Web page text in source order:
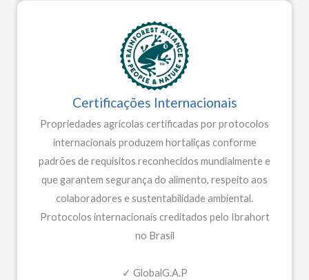
Certificações Internacionais
Propriedades agrícolas certificadas por protocolos
internacionais produzem hortaliças conforme
padrões de requisitos reconhecidos mundialmente e
que garantem segurança do alimento, respeito aos
colaboradores e sustentabilidade ambiental.
Protocolos internacionais creditados pelo Ibrahort
no Brasil
✓ GlobalG.A.P